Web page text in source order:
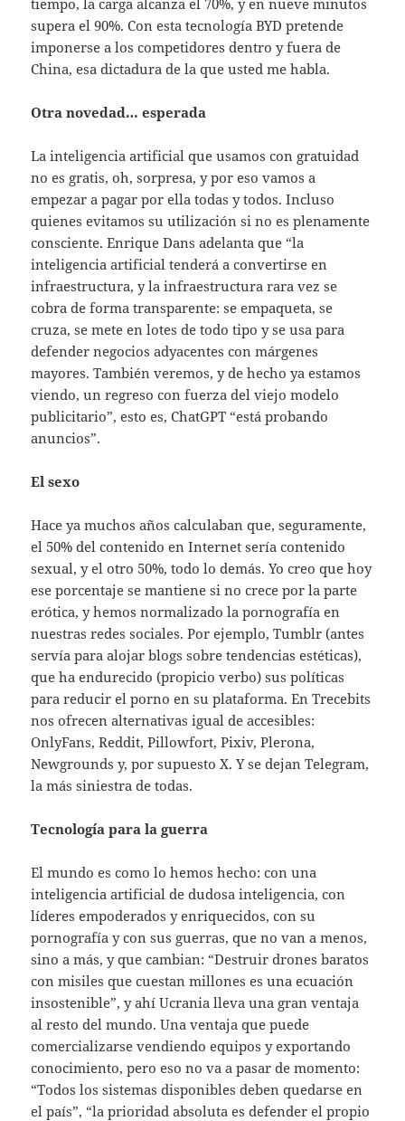
supera el 90%. Con esta tecnología BYD pretende
imponerse a los competidores dentro y fuera de
China, esa dictadura de la que usted me habla.
Otra novedad… esperada
La inteligencia artificial que usamos con gratuidad
no es gratis, oh, sorpresa, y por eso vamos a
empezar a pagar por ella todas y todos. Incluso
quienes evitamos su utilización si no es plenamente
consciente. Enrique Dans adelanta que “la
inteligencia artificial tenderá a convertirse en
infraestructura, y la infraestructura rara vez se
cobra de forma transparente: se empaqueta, se
cruza, se mete en lotes de todo tipo y se usa para
defender negocios adyacentes con márgenes
mayores. También veremos, y de hecho ya estamos
viendo, un regreso con fuerza del viejo modelo
publicitario”, esto es, ChatGPT “está probando
anuncios”.
El sexo
Hace ya muchos años calculaban que, seguramente,
el 50% del contenido en Internet sería contenido
sexual, y el otro 50%, todo lo demás. Yo creo que hoy
ese porcentaje se mantiene si no crece por la parte
erótica, y hemos normalizado la pornografía en
nuestras redes sociales. Por ejemplo, Tumblr (antes
servía para alojar blogs sobre tendencias estéticas),
que ha endurecido (propicio verbo) sus políticas
para reducir el porno en su plataforma. En Trecebits
nos ofrecen alternativas igual de accesibles:
OnlyFans, Reddit, Pillowfort, Pixiv, Plerona,
Newgrounds y, por supuesto X. Y se dejan Telegram,
la más siniestra de todas.
Tecnología para la guerra
El mundo es como lo hemos hecho: con una
inteligencia artificial de dudosa inteligencia, con
líderes empoderados y enriquecidos, con su
pornografía y con sus guerras, que no van a menos,
sino a más, y que cambian: “Destruir drones baratos
con misiles que cuestan millones es una ecuación
insostenible”, y ahí Ucrania lleva una gran ventaja
al resto del mundo. Una ventaja que puede
comercializarse vendiendo equipos y exportando
conocimiento, pero eso no va a pasar de momento:
“Todos los sistemas disponibles deben quedarse en
el país”, “la prioridad absoluta es defender el propio